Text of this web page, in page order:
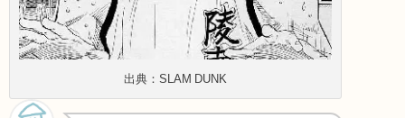
出典：SLAM DUNK